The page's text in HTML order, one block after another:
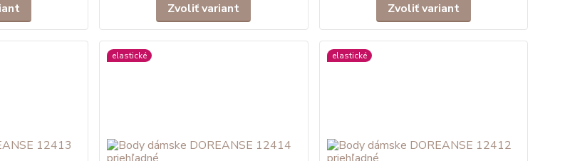
Zvoliť variant Zvoliť variant
elastické elastické